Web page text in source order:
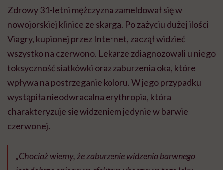
Zdrowy 31-letni mężczyzna zameldował się w
nowojorskiej klinice ze skargą. Po zażyciu dużej ilości
Viagry, kupionej przez Internet, zaczął widzieć
wszystko na czerwono. Lekarze zdiagnozowali u niego
toksyczność siatkówki oraz zaburzenia oka, które
wpływa na postrzeganie koloru. W jego przypadku
wystąpiła nieodwracalna erythropia, która
charakteryzuje się widzeniem jedynie w barwie
czerwonej.
„Chociaż wiemy, że zaburzenie widzenia barwnego